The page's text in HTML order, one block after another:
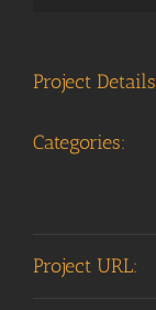
Project Details
Categories:
Project URL: